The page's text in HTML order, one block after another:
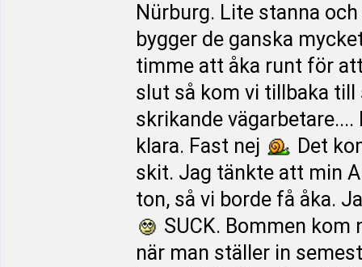
Nürburg. Lite stanna
bygger de ganska
timme att åka runt för
slut så kom vi tillbaka
skrikande
klara. Fast nej
Det
skit. Jag tänkte att min
ton, så vi borde få åka.
SUCK. Bommen
när man ställer in